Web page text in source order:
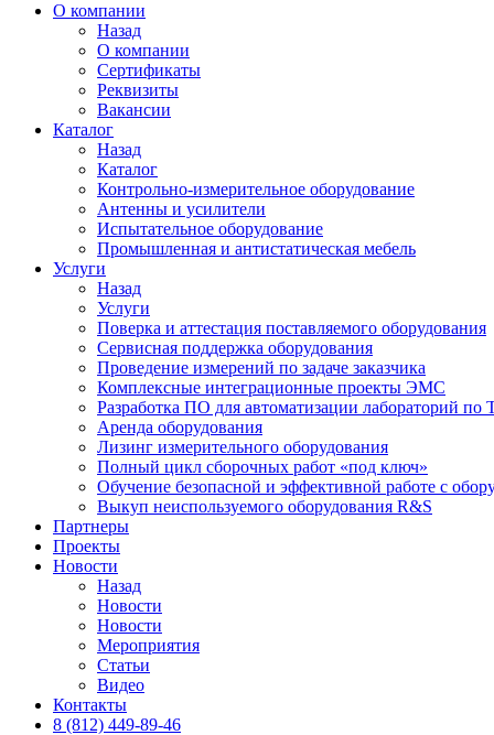
О компании
Назад
О компании
Сертификаты
Реквизиты
Вакансии
Каталог
Назад
Каталог
Контрольно-измерительное оборудование
Антенны и усилители
Испытательное оборудование
Промышленная и антистатическая мебель
Услуги
Назад
Услуги
Поверка и аттестация поставляемого оборудования
Сервисная поддержка оборудования
Проведение измерений по задаче заказчика
Комплексные интеграционные проекты ЭМС
Разработка ПО для автоматизации лабораторий по
Аренда оборудования
Лизинг измерительного оборудования
Полный цикл сборочных работ «под ключ»
Обучение безопасной и эффективной работе с
Выкуп неиспользуемого оборудования R&S
Партнеры
Проекты
Новости
Назад
Новости
Новости
Мероприятия
Статьи
Видео
Контакты
8 (812) 449-89-46